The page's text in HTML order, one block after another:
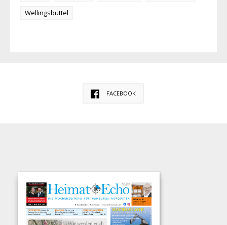
Wellingsbüttel
FACEBOOK